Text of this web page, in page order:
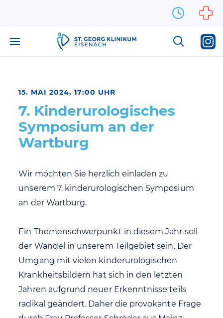
15. MAI 2024, 17:00 UHR
7. Kinderurologisches
Symposium an der
Wartburg
Wir möchten Sie herzlich einladen zu
unserem 7. kinderurologischen Symposium
an der Wartburg.
Ein Themenschwerpunkt in diesem Jahr soll
der Wandel in unserem Teilgebiet sein. Der
Umgang mit vielen kinderurologischen
Krankheitsbildern hat sich in den letzten
Jahren aufgrund neuer Erkenntnisse teils
radikal geändert. Daher die provokante Frage